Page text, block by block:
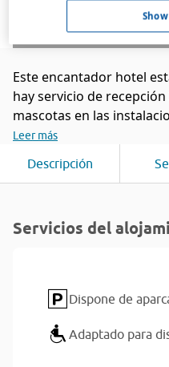
Este encantador hotel
hay servicio de
mascotas en las
Leer más
Descripción
Servicios del
Dispone de
Adaptado para